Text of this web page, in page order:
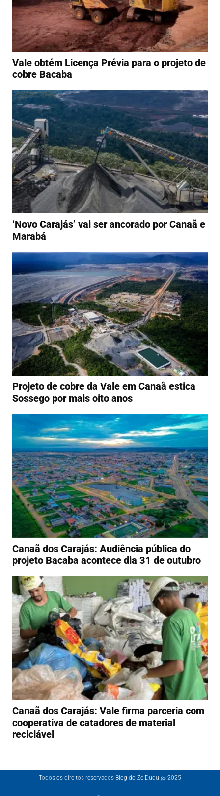
Vale obtém Licença Prévia para o projeto de
cobre Bacaba
‘Novo Carajás’ vai ser ancorado por Canaã e
Marabá
Projeto de cobre da Vale em Canaã estica
Sossego por mais oito anos
Canaã dos Carajás: Audiência pública do
projeto Bacaba acontece dia 31 de outubro
Canaã dos Carajás: Vale firma parceria com
cooperativa de catadores de material
reciclável
Todos os direitos reservados Blog do Zé Dudu @ 2025